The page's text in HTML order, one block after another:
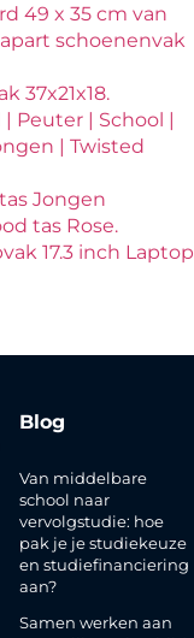
49 x 35 cm van
schoenenvak
37x21x18.
Peuter | School |
| Twisted
Jongen
tas Rose.
17.3 inch Laptop
Blog
Van middelbare
school naar
vervolgstudie: hoe
pak je je studiekeuze
en studiefinanciering
aan?
Samen werken aan